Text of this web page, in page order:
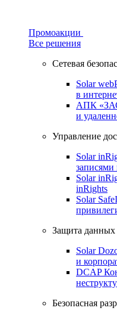
Промоакции
Все решения
Сетевая
Solar
в
АПК
и
Управление
Solar
записями
Solar
inRights
Solar
Защита данных
Solar
и
DCAP
Безопасная